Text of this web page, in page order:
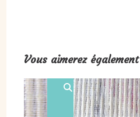
Vous aimerez également